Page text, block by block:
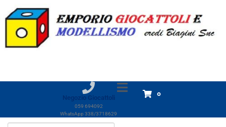
Negozio Giocattoli
059 694092
WhatsApp 338/3718629
0
Home Prodotti ST Model
ST Model